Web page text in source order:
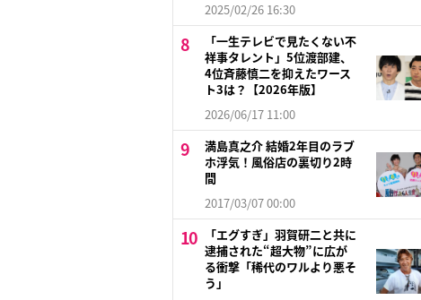
2025/02/26 16:30
「一生テレビで見たくない不
祥事タレント」5位渡部建、
4位斉藤慎二を抑えたワース
ト3は？【2026年版】
2026/06/17 11:00
満島真之介 結婚2年目のラブ
ホ浮気！風俗店の裏切り2時
間
2017/03/07 00:00
「エグすぎ」羽賀研二と共に
逮捕された“超大物”に広が
る衝撃「稀代のワルより悪そ
う」